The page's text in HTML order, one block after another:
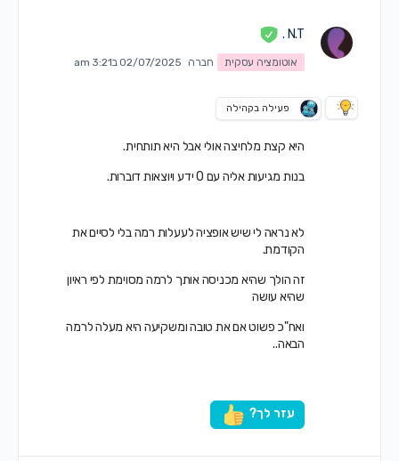
N.T .
אוטומציה עסקית חברה 02/07/2025 ב3:21 am
פעילה בקהילה
היא קצת מלחיצה אולי אבל היא תותחית.
בנות מגיעות אליה עם 0 ידע ויוצאות דוברות.
לא נראה לי שיש אופציה לעעלות רמה בלי לסיים את
הקודמת.
זה הולך שהיא מכניסה אותך לרמה מסוימת לפי ראיון
שהיא עושה
ואח"כ פשוט אם את טובה ומשקיעה היא מעלה לרמה
הבאה..
עזר לך?